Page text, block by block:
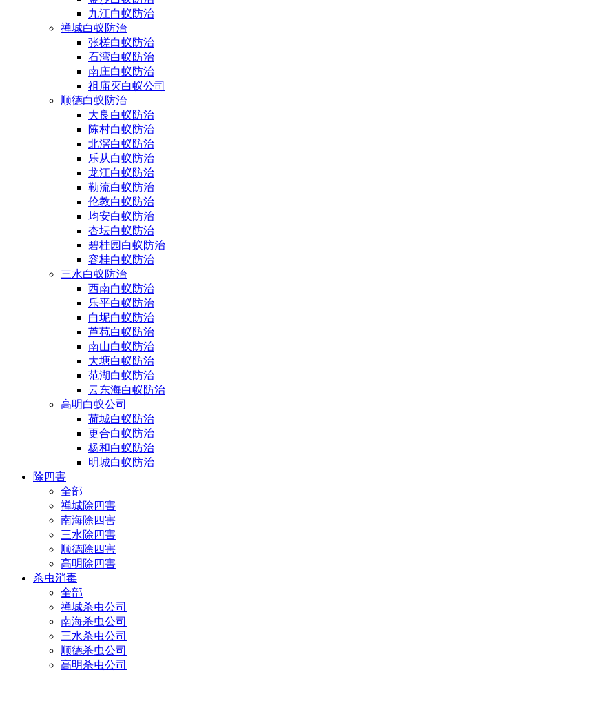
九江白蚁防治
禅城白蚁防治
张槎白蚁防治
石湾白蚁防治
南庄白蚁防治
祖庙灭白蚁公司
顺德白蚁防治
大良白蚁防治
陈村白蚁防治
北滘白蚁防治
乐从白蚁防治
龙江白蚁防治
勒流白蚁防治
伦教白蚁防治
均安白蚁防治
杏坛白蚁防治
碧桂园白蚁防治
容桂白蚁防治
三水白蚁防治
西南白蚁防治
乐平白蚁防治
白坭白蚁防治
芦苞白蚁防治
南山白蚁防治
大塘白蚁防治
范湖白蚁防治
云东海白蚁防治
高明白蚁公司
荷城白蚁防治
更合白蚁防治
杨和白蚁防治
明城白蚁防治
除四害
全部
禅城除四害
南海除四害
三水除四害
顺德除四害
高明除四害
杀虫消毒
全部
禅城杀虫公司
南海杀虫公司
三水杀虫公司
顺德杀虫公司
高明杀虫公司